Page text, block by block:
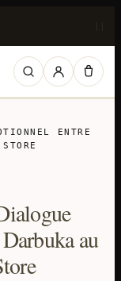
ENTRE
au